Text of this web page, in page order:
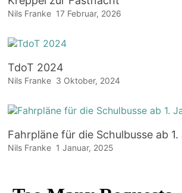
Nils Franke 17 Februar, 2026
TdoT 2024
Nils Franke 3 Oktober, 2024
Fahrpläne für die Schulbusse ab
Nils Franke 1 Januar, 2025